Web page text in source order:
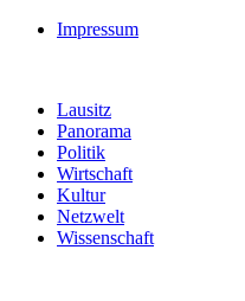
Impressum
Lausitz
Panorama
Politik
Wirtschaft
Kultur
Netzwelt
Wissenschaft